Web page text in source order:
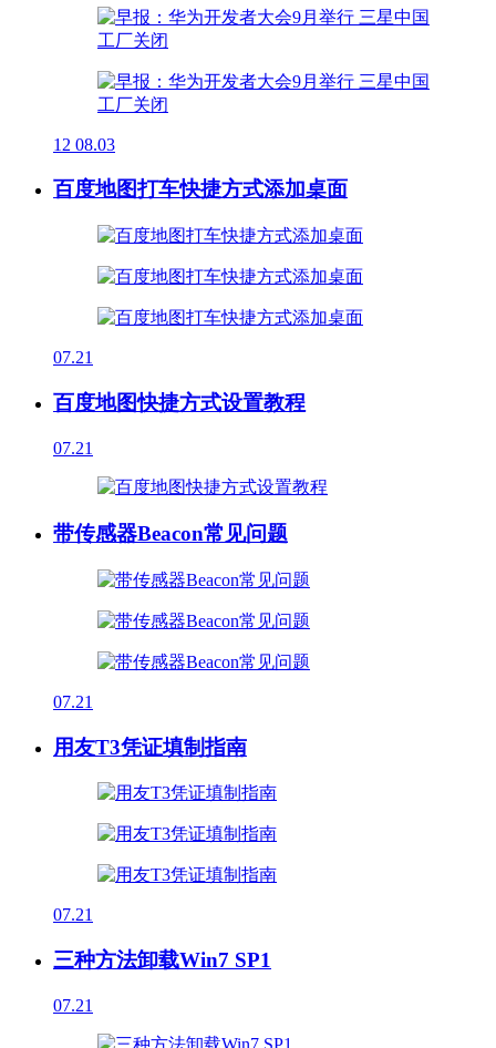
12 08.03
百度地图打车快捷方式添加桌面
07.21
百度地图快捷方式设置教程
07.21
带传感器Beacon常见问题
07.21
用友T3凭证填制指南
07.21
三种方法卸载Win7 SP1
07.21